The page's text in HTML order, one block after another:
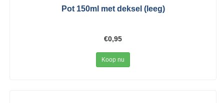
Pot 150ml met deksel (leeg)
€0,95
Koop nu